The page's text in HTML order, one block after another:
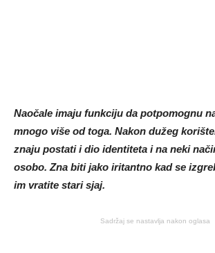
Naočale imaju funkciju da potpomognu
mnogo više od toga. Nakon dužeg
znaju postati i dio identiteta i na neki
osobo. Zna biti jako iritantno kad se
im vratite stari sjaj.
Sadržaj se nastavlja nakon oglasa